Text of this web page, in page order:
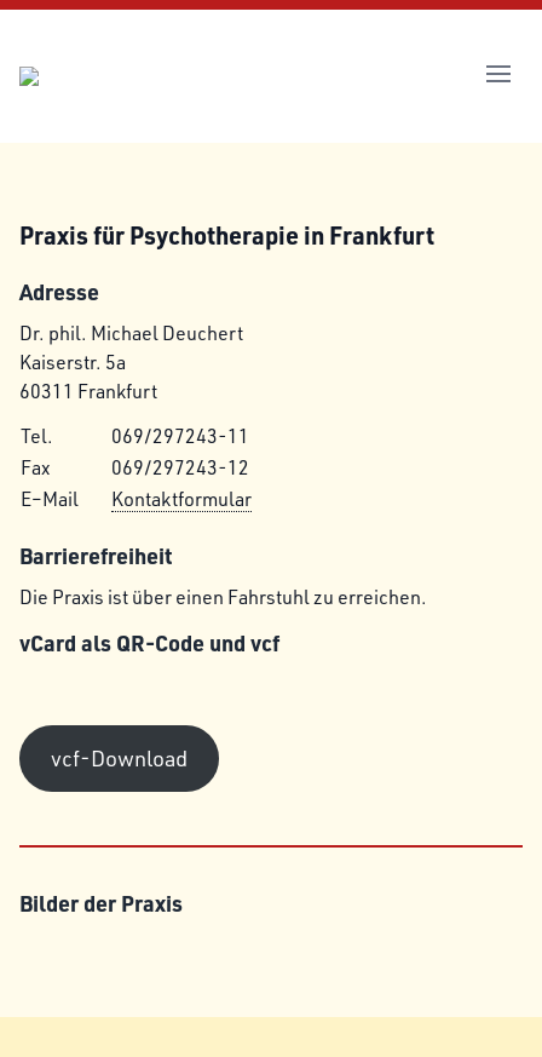
Therapie
Impressum
Praxis für Psychotherapie in Frankfurt
Adresse
Dr. phil. Michael Deuchert
Kaiserstr. 5a
60311 Frankfurt
Tel.
069/297243-11
Fax
069/297243-12
E–Mail
Kontaktformular
Barrierefreiheit
Die Praxis ist über einen Fahrstuhl zu erreichen.
vCard als QR-Code und vcf
vcf-Download
Bilder der Praxis